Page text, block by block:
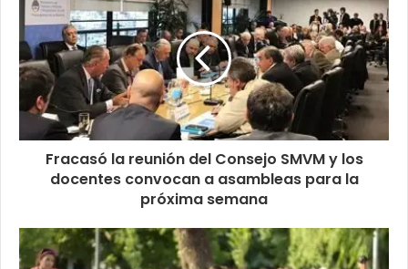
Fracasó la reunión del Consejo SMVM y los
docentes convocan a asambleas para la
próxima semana